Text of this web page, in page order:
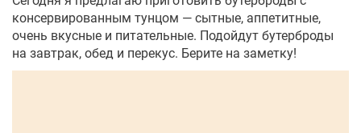
консервированным тунцом — сытные, аппетитные,
очень вкусные и питательные. Подойдут бутерброды
на завтрак, обед и перекус. Берите на заметку!